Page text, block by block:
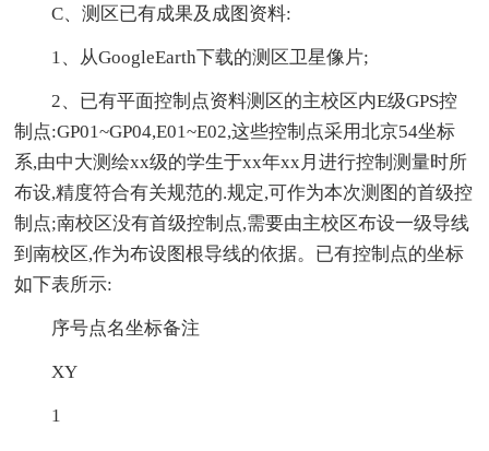
C、测区已有成果及成图资料:
1、从GoogleEarth下载的测区卫星像片;
2、已有平面控制点资料测区的主校区内E级GPS控
制点:GP01~GP04,E01~E02,这些控制点采用北京54坐标
系,由中大测绘xx级的学生于xx年xx月进行控制测量时所
布设,精度符合有关规范的.规定,可作为本次测图的首级控
制点;南校区没有首级控制点,需要由主校区布设一级导线
到南校区,作为布设图根导线的依据。已有控制点的坐标
如下表所示:
序号点名坐标备注
XY
1